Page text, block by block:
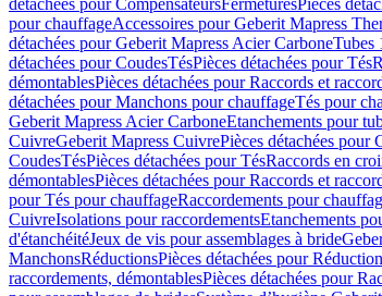
détachées pour CompensateursFermeturesPièces
pour chauffageAccessoires pour Geberit Mapress
détachées pour Geberit Mapress Acier CarboneTubes
détachées pour CoudesTésPièces détachées pour Tés
démontablesPièces détachées pour Raccords et
détachées pour Manchons pour chauffageTés pour
Geberit Mapress Acier CarboneEtanchements pour
CuivreGeberit Mapress CuivrePièces détachées pour
CoudesTésPièces détachées pour TésRaccords en
démontablesPièces détachées pour Raccords et
pour Tés pour chauffageRaccordements pour
CuivreIsolations pour raccordementsEtanchements
d'étanchéitéJeux de vis pour assemblages à bride
ManchonsRéductionsPièces détachées pour
raccordements, démontablesPièces détachées pour